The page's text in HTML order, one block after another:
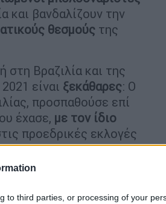
to third parties, or processing of your
και βανδαλίζουν την
θεσμούς της
στη Βραζιλία και της
είναι ξεκάθαρες: Ο
προσπαθούσε επί
έχασε, με τον ίδιο
προεδρικές εκλογές